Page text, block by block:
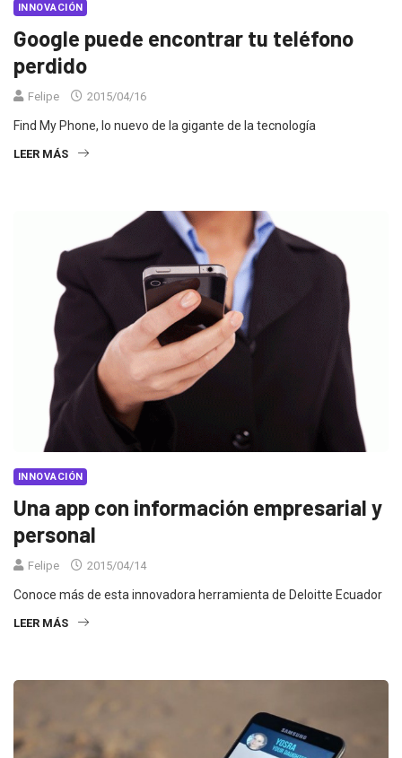
INNOVACIÓN
Google puede encontrar tu teléfono
perdido
Felipe 2015/04/16
Find My Phone, lo nuevo de la gigante de la tecnología
LEER MÁS
INNOVACIÓN
Una app con información empresarial y
personal
Felipe 2015/04/14
Conoce más de esta innovadora herramienta de Deloitte Ecuador
LEER MÁS